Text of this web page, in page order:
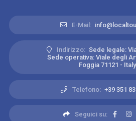
E-Mail:
Indirizzo: Sede legale:
Sede operativa: Viale degli
Foggia 71121 - Italy
Telefono: +39 351
Seguici su: